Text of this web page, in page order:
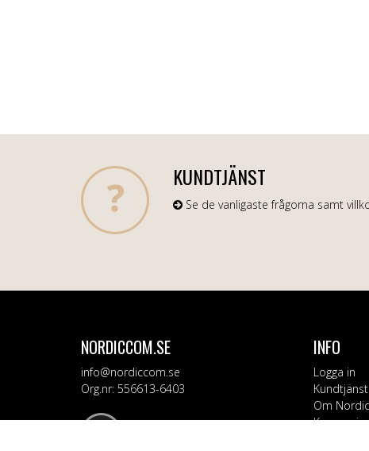
KUNDTJÄNST
Se de vanligaste frågorna samt
NORDICCOM.SE
info@nordiccom.se
Org.nr: 556613-6403
INFO
Logga in
Kundtjänst
Om